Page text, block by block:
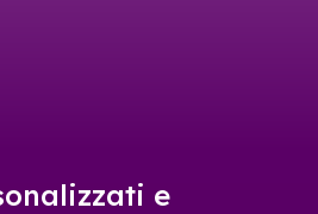
e